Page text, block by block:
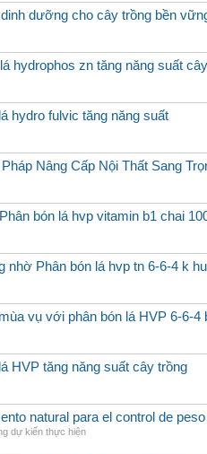
dưỡng cho cây trồng bền
hydrophos zn tăng năng suất cây
hydro fulvic tăng năng suất
Nâng Cấp Nội Thất Sang
bón lá hvp vitamin b1 chai
nhờ Phân bón lá hvp tn 6-6-4 k
vụ với phân bón lá HVP 6-6-4
HVP tăng năng suất cây trồng
natural para el control de peso
dự kiến thực hiện